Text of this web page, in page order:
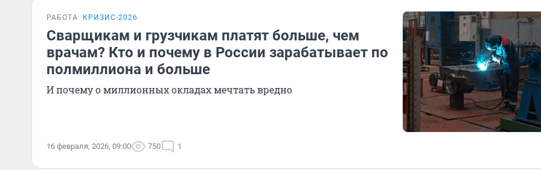
РАБОТА КРИЗИС-2026
Сварщикам и грузчикам платят больше, чем
врачам? Кто и почему в России зарабатывает по
полмиллиона и больше
И почему о миллионных окладах мечтать вредно
16 февраля, 2026, 09:00 750 1